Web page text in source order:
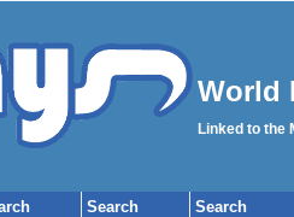
World
Linked to the
Search
Search